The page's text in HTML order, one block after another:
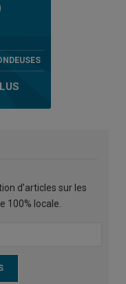
d’articles sur les
100% locale.